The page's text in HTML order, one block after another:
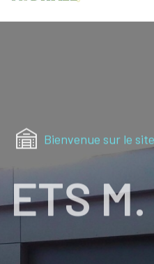
Bienvenue sur le
ETS
Le spécialiste
de garage.